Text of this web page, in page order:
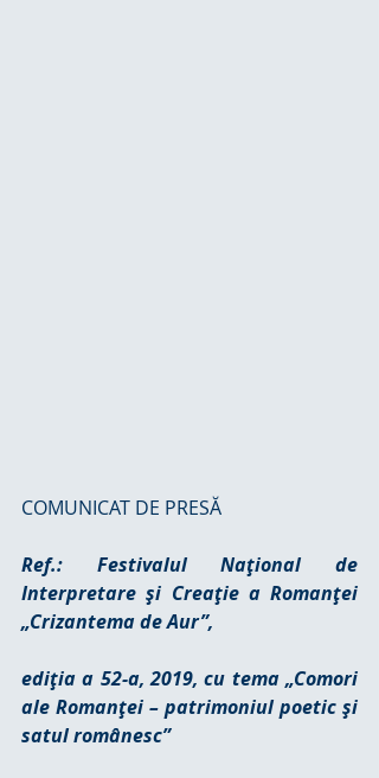
COMUNICAT DE PRESĂ
Ref.: Festivalul Naţional de
Interpretare şi Creaţie a Romanţei
„Crizantema de Aur”,
ediţia a 52-a, 2019, cu tema „Comori
ale Romanţei – patrimoniul poetic şi
satul românesc”